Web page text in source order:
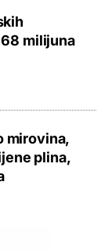
milijuna
mirovina,
plina,